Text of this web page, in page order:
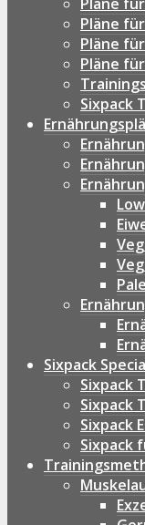
Pläne
Pläne
Pläne
Sixpack
Sixpack
Sixpack
Sixpack
Sixpack
Sixpack